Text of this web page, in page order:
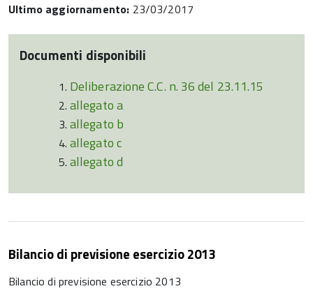
Ultimo aggiornamento: 23/03/2017
Documenti disponibili
Deliberazione C.C. n. 36 del 23.11.15
allegato a
allegato b
allegato c
allegato d
Bilancio di previsione esercizio 2013
Bilancio di previsione esercizio 2013